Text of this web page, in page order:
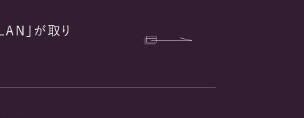
」が取り